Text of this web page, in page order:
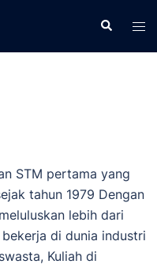
STM pertama yang
tahun 1979 Dengan
lebih dari
di dunia industri
Kuliah di